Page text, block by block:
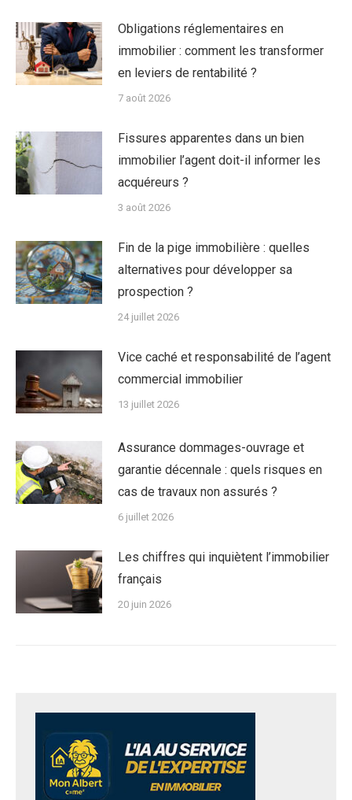
Obligations réglementaires en
immobilier : comment les transformer
en leviers de rentabilité ?
7 août 2026
Fissures apparentes dans un bien
immobilier l’agent doit-il informer les
acquéreurs ?
3 août 2026
Fin de la pige immobilière : quelles
alternatives pour développer sa
prospection ?
24 juillet 2026
Vice caché et responsabilité de l’agent
commercial immobilier
13 juillet 2026
Assurance dommages-ouvrage et
garantie décennale : quels risques en
cas de travaux non assurés ?
6 juillet 2026
Les chiffres qui inquiètent l’immobilier
français
20 juin 2026